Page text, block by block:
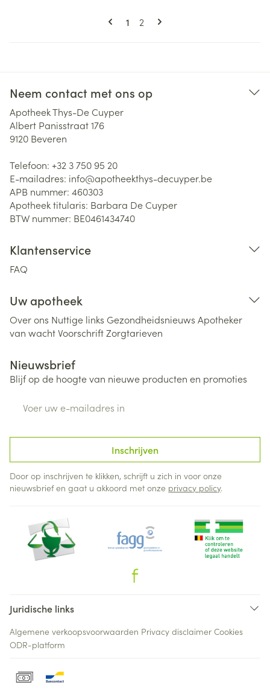
Pagina's
U lees momenteel pagina
1 Pagina
2
Neem contact met ons op
Apotheek Thys-De Cuyper
Albert Panisstraat 176
9120 Beveren
Telefoon: +32 3 750 95 20
E-mailadres: info@apotheekthys-decuyper.be
APB nummer: 460303
Apotheek titularis: Barbara De Cuyper
BTW nummer: BE0461434740
Klantenservice
FAQ
Uw apotheek
Over ons Nuttige links Gezondheidsnieuws Apotheker
van wachtVoorschriftZorgtarieven
Nieuwsbrief
Blijf op de hoogte van nieuwe producten en promoties
Inschrijven
Door op inschrijven te klikken, schrijft u zich in voor onze
nieuwsbrief en gaat u akkoord met onze privacy policy.
Juridische links
Algemene verkoopsvoorwaarden Privacy disclaimer Cookies
ODR-platform